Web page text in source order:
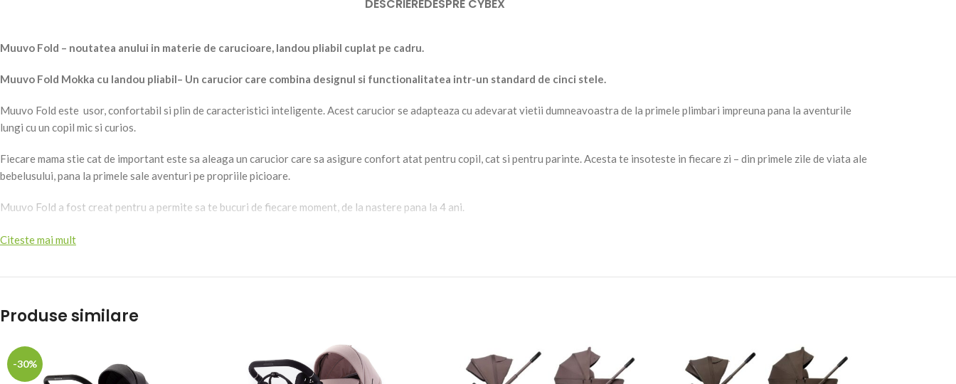
DESCRIEREDESPRE CYBEX
Muuvo Fold – noutatea anului in materie de carucioare, landou pliabil cuplat pe cadru.
Muuvo Fold Mokka cu landou pliabil– Un carucior care combina designul si functionalitatea intr-un standard de cinci stele.
Muuvo Fold este usor, confortabil si plin de caracteristici inteligente. Acest carucior se adapteaza cu adevarat vietii dumneavoastra de la primele plimbari impreuna pana la aventurile
lungi cu un copil mic si curios.
Fiecare mama stie cat de important este sa aleaga un carucior care sa asigure confort atat pentru copil, cat si pentru parinte. Acesta te insoteste in fiecare zi – din primele zile de viata ale
bebelusului, pana la primele sale aventuri pe propriile picioare.
Muuvo Fold a fost creat pentru a permite sa te bucuri de fiecare moment, de la nastere pana la 4 ani.
Inaltatoare integrate – mereu la indemana
Roti Infinergy® – moi si confortabile pe orice teren
Noile roti usoare din spuma de la BASF absorb socurile mai bine ca niciodata. Nu se vor dezumfla, nu necesita pompare si ofera in continuare o aderenta excelenta. Datorita lor, plimbarea
pe suprafete accidentate este la fel de confortabila ca si mersul pe un trotuar neted.
Citeste mai mult
Produse similare
-30%